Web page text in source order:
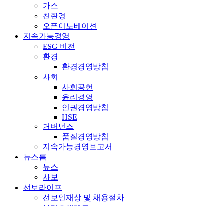
가스
친환경
오픈이노베이션
지속가능경영
ESG 비전
환경
환경경영방침
사회
사회공헌
윤리경영
인권경영방침
HSE
거버넌스
품질경영방침
지속가능경영보고서
뉴스룸
뉴스
사보
선보라이프
선보인재상 및 채용절차